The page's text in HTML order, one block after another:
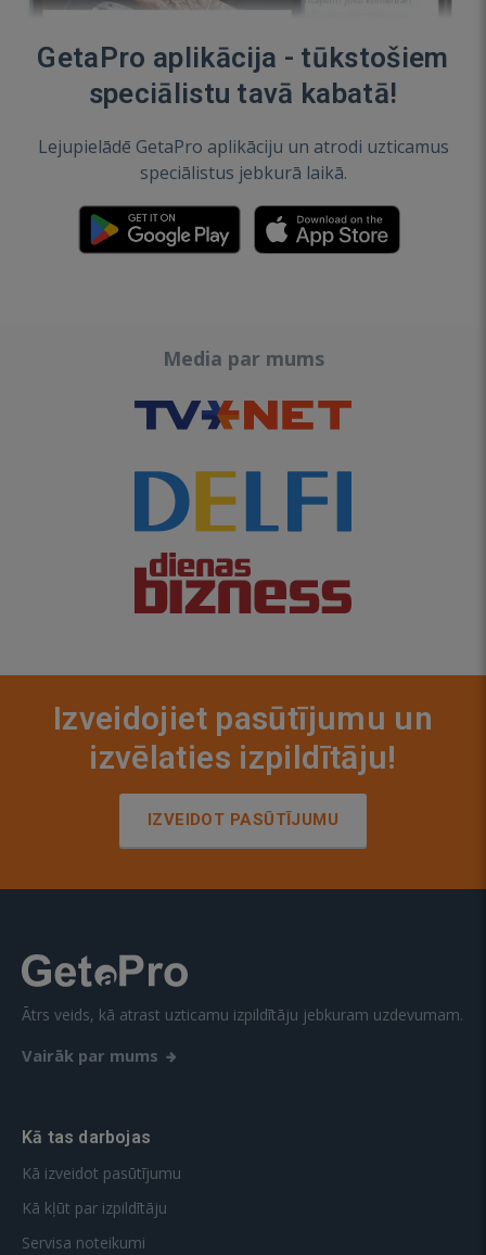
GetaPro aplikācija - tūkstošiem
speciālistu tavā kabatā!
Lejupielādē GetaPro aplikāciju un atrodi uzticamus
speciālistus jebkurā laikā.
Media par mums
Izveidojiet pasūtījumu un
izvēlaties izpildītāju!
IZVEIDOT PASŪTĪJUMU
Ātrs veids, kā atrast uzticamu izpildītāju jebkuram uzdevumam.
Vairāk par mums
Kā tas darbojas
Kā izveidot pasūtījumu
Kā kļūt par izpildītāju
Servisa noteikumi